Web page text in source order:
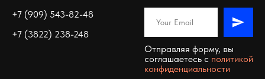
+7 (909) 543-82-48
+7 (3822) 238-248
Отправляя форму, вы
соглашаетесь c политикой
конфиденциальности